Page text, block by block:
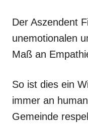
Der Aszendent
unemotionalen
Maß an
So ist dies ein
immer an
Gemeinde